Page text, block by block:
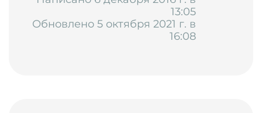
13:05
Обновлено 5 октября 2021 г. в
16:08